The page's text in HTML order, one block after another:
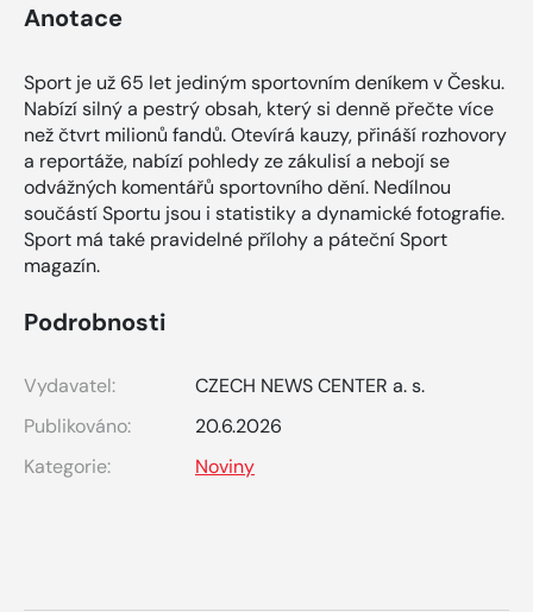
Anotace
Sport je už 65 let jediným sportovním deníkem v Česku.
Nabízí silný a pestrý obsah, který si denně přečte více
než čtvrt milionů fandů. Otevírá kauzy, přináší rozhovory
a reportáže, nabízí pohledy ze zákulisí a nebojí se
odvážných komentářů sportovního dění. Nedílnou
součástí Sportu jsou i statistiky a dynamické fotografie.
Sport má také pravidelné přílohy a páteční Sport
magazín.
Podrobnosti
Vydavatel:
CZECH NEWS CENTER a. s.
Publikováno:
20.6.2026
Kategorie:
Noviny